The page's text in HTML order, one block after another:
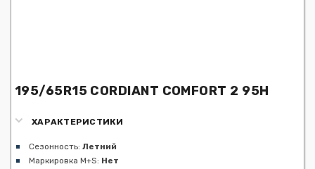
195/65R15 CORDIANT COMFORT 2 95H
ХАРАКТЕРИСТИКИ
Сезонность: Летний
Маркировка M+S: Нет